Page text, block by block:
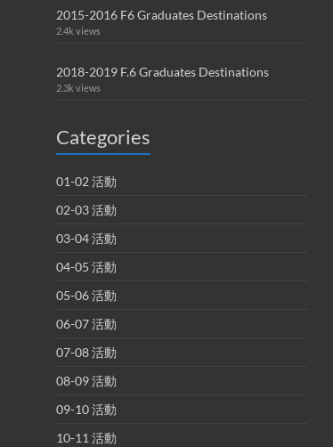
2015-2016 F6 Graduates Destinations
2.4k views
2018-2019 F.6 Graduates Destinations
2.3k views
Categories
01-02 活動
02-03 活動
03-04 活動
04-05 活動
05-06 活動
06-07 活動
07-08 活動
08-09 活動
09-10 活動
10-11 活動